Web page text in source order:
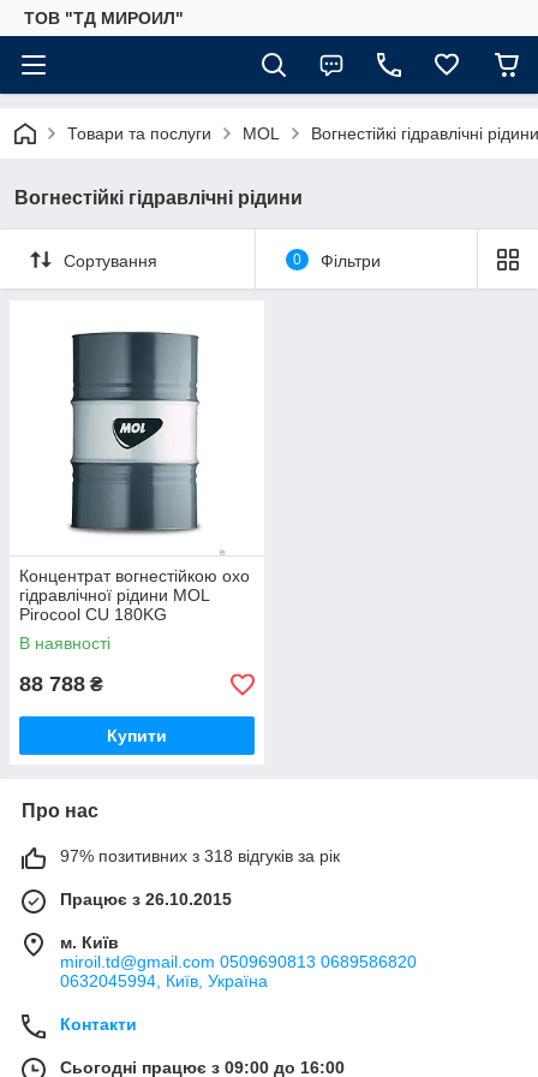
ТОВ "ТД МИРОИЛ"
Товари та послуги MOL Вогнестійкі гідравлічні рідини
Вогнестійкі гідравлічні рідини
Сортування 0 Фільтри
Концентрат вогнестійкою охо
гідравлічної рідини MOL
Pirocool CU 180KG
В наявності
88 788 ₴
Купити
Про нас
97% позитивних з 318 відгуків за рік
Працює з 26.10.2015
м. Київ
miroil.td@gmail.com 0509690813 0689586820
0632045994, Київ, Україна
Контакти
Сьогодні працює з 09:00 до 16:00